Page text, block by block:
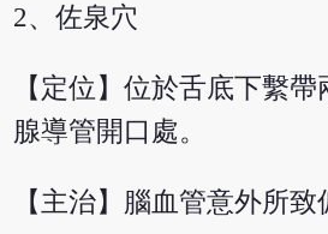
2、佐泉穴
【定位】位於舌底下繫
腺導管開口處。
【主治】腦血管意外所致